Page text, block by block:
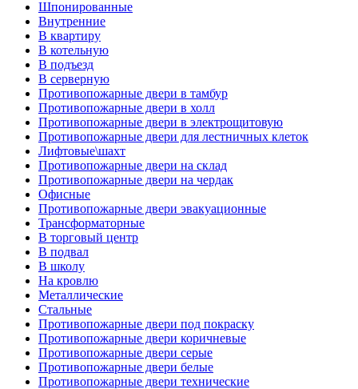
Шпонированные
Внутренние
В квартиру
В котельную
В подъезд
В серверную
Противопожарные двери в тамбур
Противопожарные двери в холл
Противопожарные двери в электрощитовую
Противопожарные двери для лестничных клеток
Лифтовые\шахт
Противопожарные двери на склад
Противопожарные двери на чердак
Офисные
Противопожарные двери эвакуационные
Трансформаторные
В торговый центр
В подвал
В школу
На кровлю
Металлические
Стальные
Противопожарные двери под покраску
Противопожарные двери коричневые
Противопожарные двери серые
Противопожарные двери белые
Противопожарные двери технические